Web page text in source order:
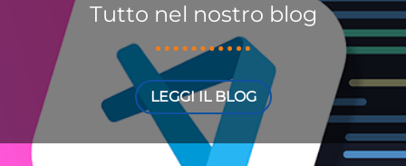
Tutto nel nostro blog
LEGGI IL BLOG
Previous